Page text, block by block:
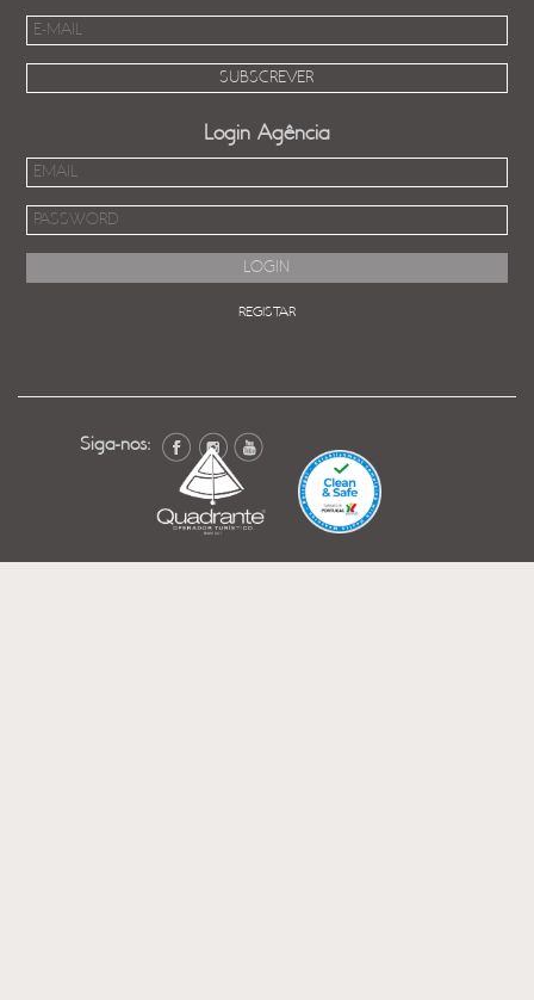
Login Agência
REGISTAR
Siga-nos: